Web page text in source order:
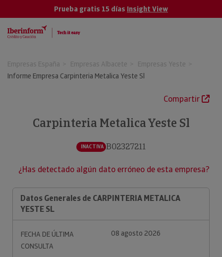
Prueba gratis 15 días Insight View
Empresas España Empresas Albacete
Empresas Yeste
Informe Empresa Carpinteria Metalica Yeste Sl
Compartir
Carpinteria Metalica Yeste Sl
INACTIVA B02327211
¿Has detectado algún dato erróneo de esta empresa?
Datos Generales de CARPINTERIA METALICA
YESTE SL
FECHA DE ÚLTIMA
CONSULTA
08 agosto 2026